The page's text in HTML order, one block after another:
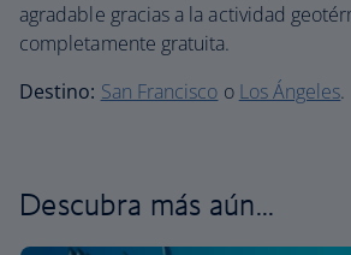
agradable gracias a la actividad
completamente gratuita.
Destino: San Francisco o Los Ángeles.
Descubra más aún...